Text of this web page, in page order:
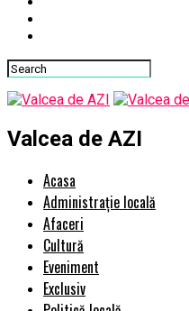
Valcea de AZI
Acasa
Administrație locală
Afaceri
Cultură
Eveniment
Exclusiv